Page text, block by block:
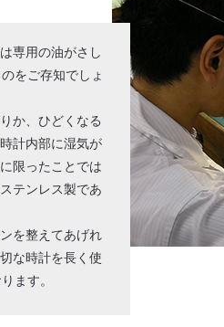
専用の油がさし
をご存知でしょ
か、ひどくなる
計内部に湿気が
限ったことでは
テンレス製であ
を整えてあげれ
な時計を長く使
ます。